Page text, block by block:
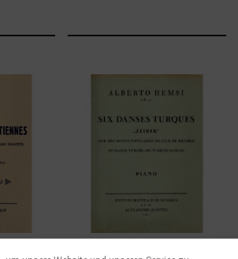
PARTITUREN